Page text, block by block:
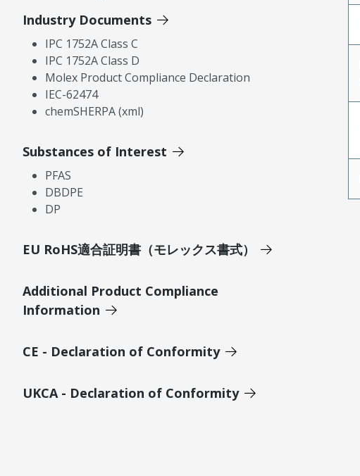
Industry Documents
IPC 1752A Class C
IPC 1752A Class D
Molex Product Compliance Declaration
IEC-62474
chemSHERPA (xml)
Substances of Interest
PFAS
DBDPE
DP
EU RoHS適合証明書（モレックス書式）
Additional Product Compliance
Information
CE - Declaration of Conformity
UKCA - Declaration of Conformity